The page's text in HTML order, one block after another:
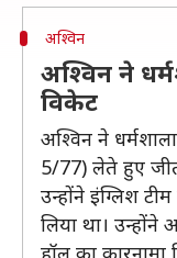
अश्विन
अश्विन ने
विकेट
अश्विन ने
5/77) लेते हुए
उन्होंने इंग्लिश
लिया था।
हॉल का कारनामा